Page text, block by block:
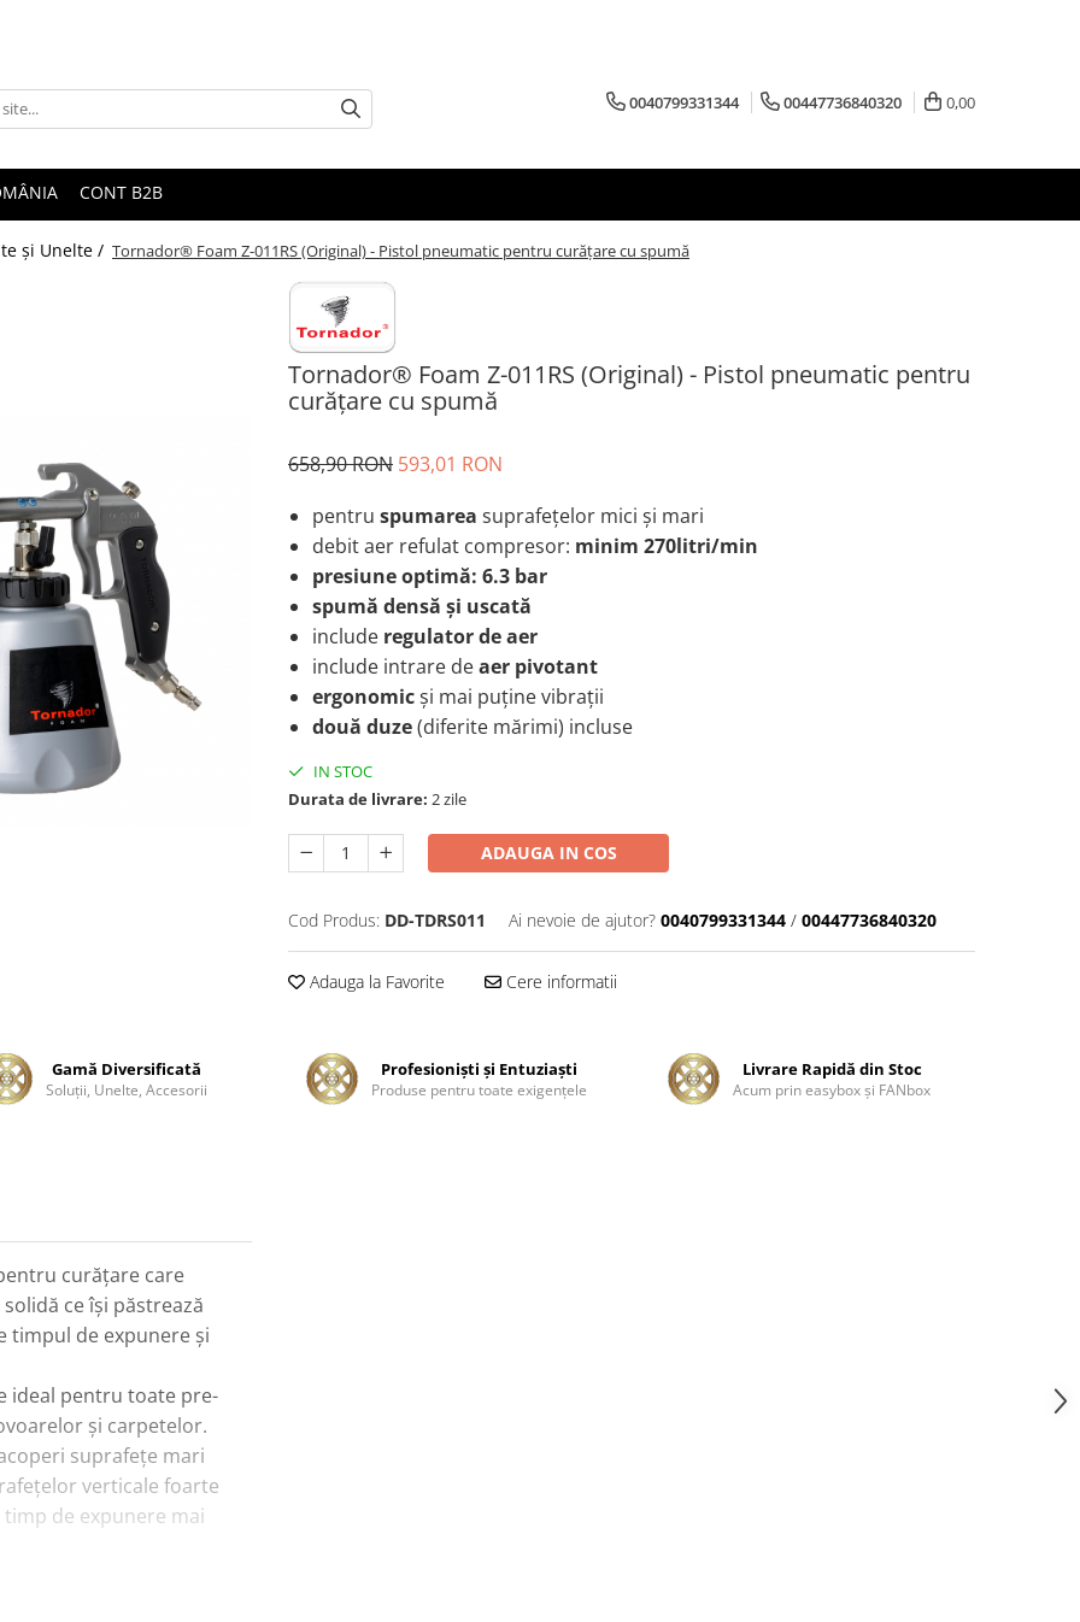
0040799331344 00447736840320 0,00
CONT B2B
şi Unelte / Tornador® Foam Z-011RS (Original) - Pistol pneumatic pentru curățare cu spumă
Tornador® Foam Z-011RS (Original) - Pistol pneumatic pentru
curățare cu spumă
658,90 RON 593,01 RON
pentru spumarea suprafețelor mici și mari
debit aer refulat compresor: minim 270litri/min
presiune optimă: 6.3 bar
spumă densă și uscată
include regulator de aer
include intrare deaer pivotant
ergonomicși mai puține vibrații
două duze(diferite mărimi) incluse
IN STOC
Durata de livrare: 2 zile
ADAUGA IN COS
Cod Produs: DD-TDRS011 Ai nevoie de ajutor? 0040799331344 / 00447736840320
Adauga la Favorite Cere informatii
Gamă Diversificată
Soluţii, Unelte, Accesorii
Profesionişti şi Entuziaşti
Produse pentru toate exigenţele
Livrare Rapidă din Stoc
Acum prin easybox şi FANbox
curățare care
ce își păstrează
timpul de expunere și
ideal pentru toate pre-
și carpetelor.
suprafețe mari
verticale foarte
de expunere mai
Z-011RS este de